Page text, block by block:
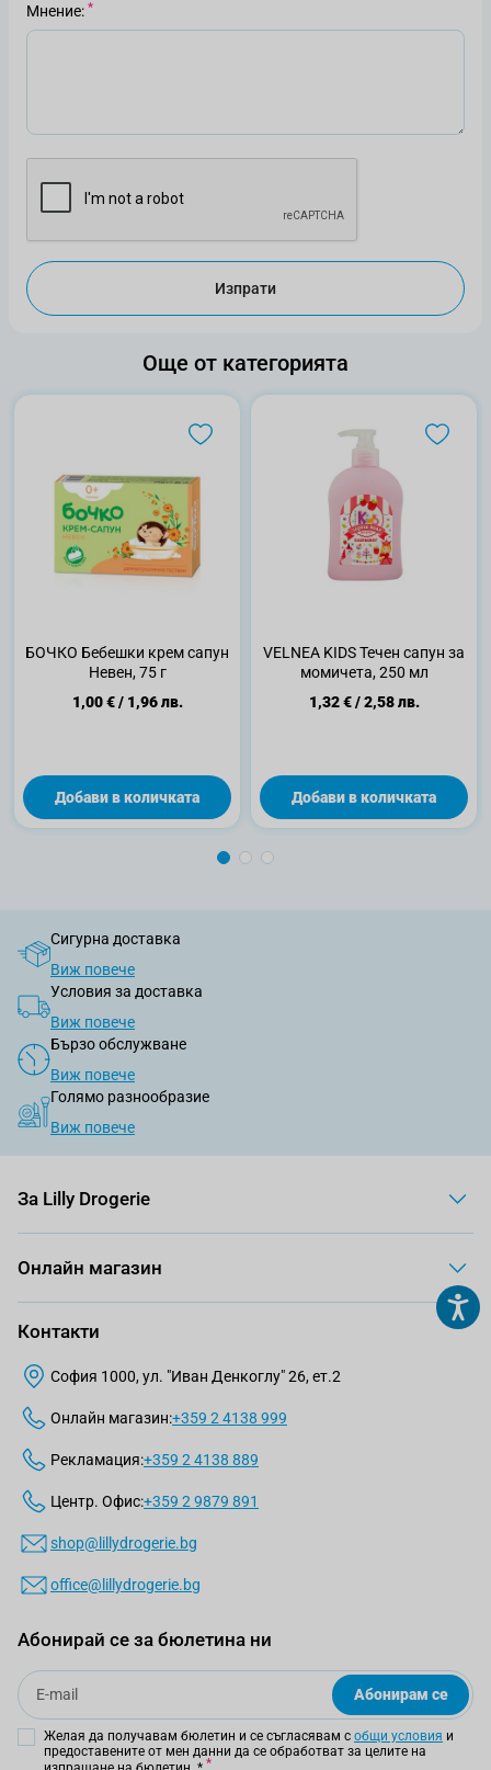
Мнение
Изпрати
Още от категорията
БОЧКО Бебешки крем сапун
Невен, 75 г
1,00 €/ 1,96 лв.
Добави в количката
VELNEA KIDS Течен сапун за
момичета, 250 мл
1,32 €/2,58 лв.
Добави в количката
Сигурна доставка
Виж повече
Условия за доставка
Виж повече
Бързо обслужване
Виж повече
Голямо разнообразие
Виж повече
За Lilly Drogerie
Онлайн магазин
Контакти
София 1000, ул. "Иван Денкоглу" 26, ет.2
Онлайн магазин:+359 2 4138 999
Рекламация:+359 2 4138 889
Центр. Офис:+359 2 9879 891
shop@lillydrogerie.bg
office@lillydrogerie.bg
Абонирай се за бюлетина ни
Email
Абонирам се
Желая да получавам бюлетин и се съгласявам с общи условия и
предоставените от мен данни да се обработват за целите на